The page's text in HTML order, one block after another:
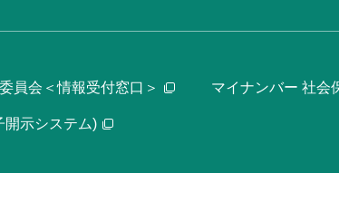
員会＜情報受付窓口＞ マイナンバー 社会
開示システム)